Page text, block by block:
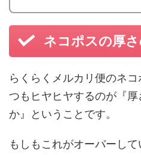
ネコポスの厚
らくらくメルカリ便のネ
つもヒヤヒヤするのが『
か』ということです。
もしもこれがオーバーし